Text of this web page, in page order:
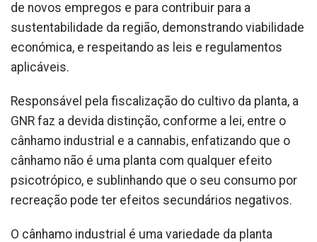
de novos empregos e para contribuir para a
sustentabilidade da região, demonstrando viabilidade
económica, e respeitando as leis e regulamentos
aplicáveis.
Responsável pela fiscalização do cultivo da planta, a
GNR faz a devida distinção, conforme a lei, entre o
cânhamo industrial e a cannabis, enfatizando que o
cânhamo não é uma planta com qualquer efeito
psicotrópico, e sublinhando que o seu consumo por
recreação pode ter efeitos secundários negativos.
O cânhamo industrial é uma variedade da planta